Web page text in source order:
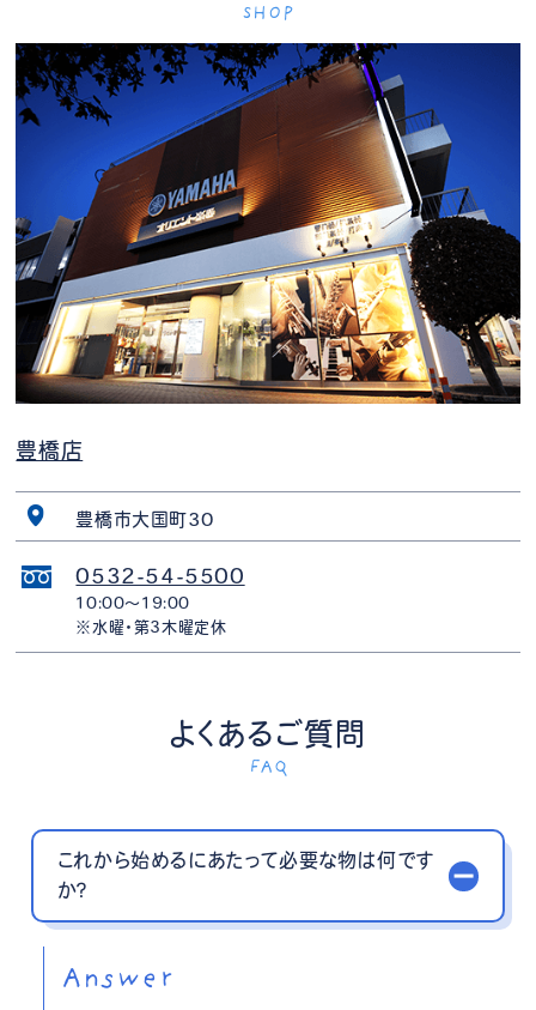
SHOP
豊橋店
豊橋市大国町30
0532-54-5500
10:00〜19:00
※水曜・第3木曜定休
よくあるご質問
FAQ
これから始めるにあたって必要な物は何です
か？
Answer